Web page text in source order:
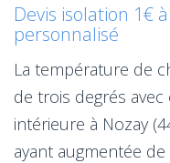
Devis isolation 1€
personnalisé
La température de
de trois degrés avec
intérieure à Nozay
ayant augmentée